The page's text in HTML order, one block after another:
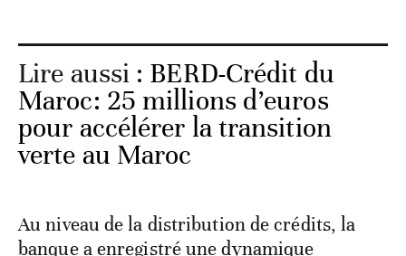
Lire aussi : BERD-Crédit du
Maroc: 25 millions d’euros
pour accélérer la transition
verte au Maroc
Au niveau de la distribution de crédits, la
banque a enregistré une dynamique